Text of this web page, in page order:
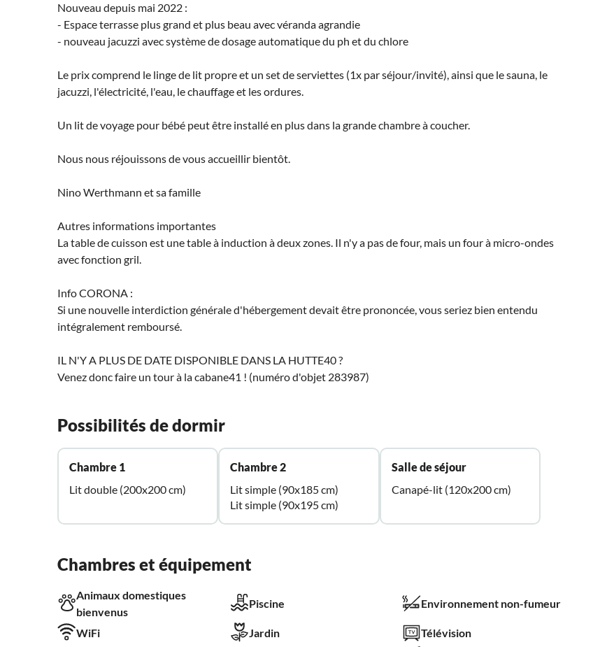
Nouveau depuis mai 2022 :
- Espace terrasse plus grand et plus beau avec véranda agrandie
- nouveau jacuzzi avec système de dosage automatique du ph et du chlore
Le prix comprend le linge de lit propre et un set de serviettes (1x par séjour/invité), ainsi que le sauna, le
jacuzzi, l'électricité, l'eau, le chauffage et les ordures.
Un lit de voyage pour bébé peut être installé en plus dans la grande chambre à coucher.
Nous nous réjouissons de vous accueillir bientôt.
Nino Werthmann et sa famille
Autres informations importantes
La table de cuisson est une table à induction à deux zones. Il n'y a pas de four, mais un four à micro-ondes
avec fonction gril.
Info CORONA :
Si une nouvelle interdiction générale d'hébergement devait être prononcée, vous seriez bien entendu
intégralement remboursé.
IL N'Y A PLUS DE DATE DISPONIBLE DANS LA HUTTE40 ?
Venez donc faire un tour à la cabane41 ! (numéro d'objet 283987)
Possibilités de dormir
Chambre 1
Lit double (200x200 cm)
Chambre 2
Lit simple (90x185 cm)
Lit simple (90x195 cm)
Salle de séjour
Canapé-lit (120x200 cm)
Chambres et équipement
Animaux domestiques
bienvenus
Piscine Environnement non-fumeur
WiFi Jardin
Télévision